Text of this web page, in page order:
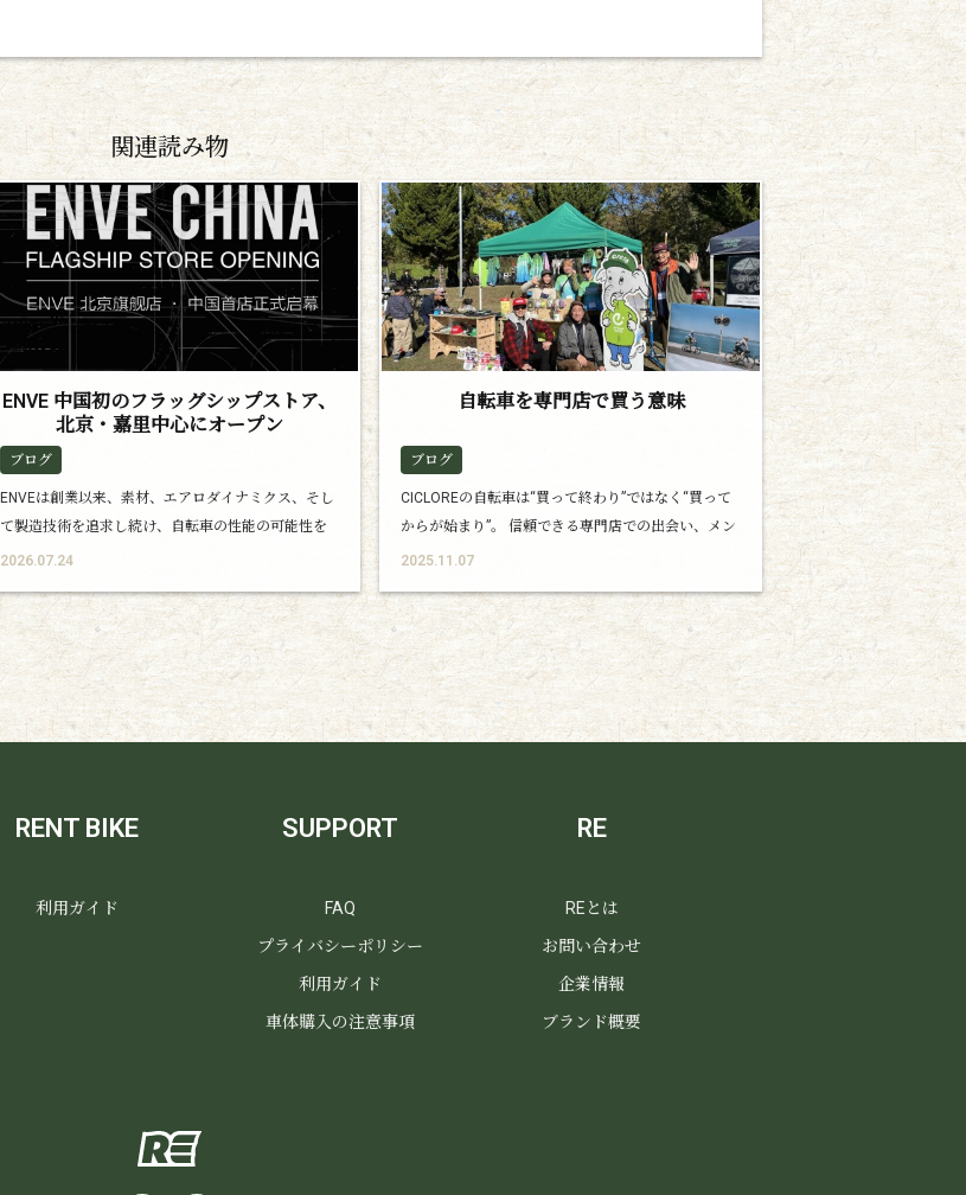
関連読み物
ENVE 中国初のフラッグシップストア、
北京・嘉里中心にオープン
ブログ
ENVEは創業以来、素材、エアロダイナミクス、そし
て製造技術を追求し続け、自転車の性能の可能性を
広げてきました。 そのENVEが、新たな拠点として中
となるフラッグシップストアが、北京・嘉里中
2026.07.24
自転車を専門店で買う意味
ブログ
CICLOREの自転車は“買って終わり”ではなく“買って
からが始まり”。 信頼できる専門店での出会い、メン
テナンスや会話を通じて長く愛される一台を育てて
2025.11.07
RENT BIKE
利用ガイド
SUPPORT
FAQ
プライバシーポリシー
利用ガイド
車体購入の注意事項
RE
REとは
お問い合わせ
企業情報
ブランド概要